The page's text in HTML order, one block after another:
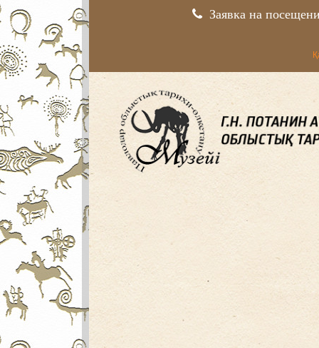
Заявка на